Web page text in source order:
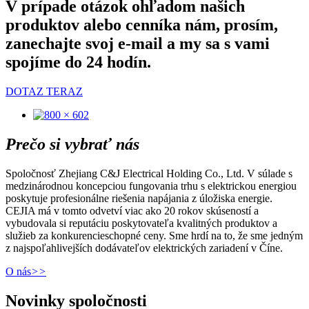
V prípade otázok ohľadom našich
produktov alebo cenníka nám, prosím,
zanechajte svoj e-mail a my sa s vami
spojíme do 24 hodín.
DOTAZ TERAZ
Prečo si vybrať nás
Spoločnosť Zhejiang C&J Electrical Holding Co., Ltd. V súlade s
medzinárodnou koncepciou fungovania trhu s elektrickou energiou
poskytuje profesionálne riešenia napájania z úložiska energie.
CEJIA má v tomto odvetví viac ako 20 rokov skúseností a
vybudovala si reputáciu poskytovateľa kvalitných produktov a
služieb za konkurencieschopné ceny. Sme hrdí na to, že sme jedným
z najspoľahlivejších dodávateľov elektrických zariadení v Číne.
O nás>>
Novinky spoločnosti